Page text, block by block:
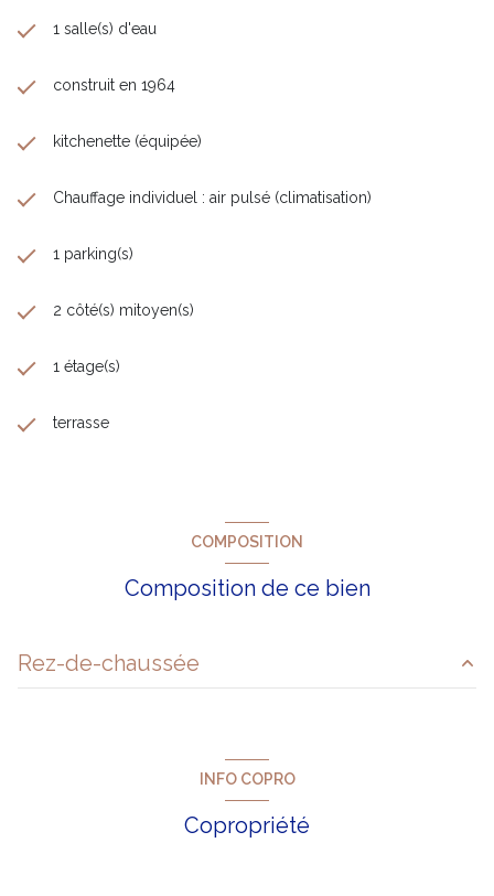
1 salle(s) d'eau
construit en 1964
kitchenette (équipée)
Chauffage individuel : air pulsé (climatisation)
1 parking(s)
2 côté(s) mitoyen(s)
1 étage(s)
terrasse
COMPOSITION
Composition de ce bien
Rez-de-chaussée
INFO COPRO
Copropriété